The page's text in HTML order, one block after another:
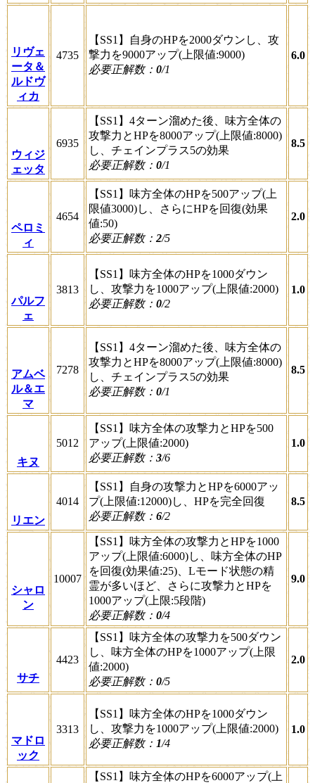
リヴェ
ータ＆
ルドヴ
ィカ
4735
【SS1】自身のHPを2000ダウンし、攻
撃力を9000アップ(上限値:9000)
必要正解数： 0/1
6.0
ウィジ
ェッタ
6935
【SS1】4ターン溜めた後、味方全体の
攻撃力とHPを8000アップ(上限値:8000)
し、チェインプラス5の効果
必要正解数： 0/1
8.5
ペロミ
ィ
4654
【SS1】味方全体のHPを500アップ(上
限値3000)し、さらにHPを回復(効果
値:50)
必要正解数： 2/5
2.0
パルフ
ェ
3813
【SS1】味方全体のHPを1000ダウン
し、攻撃力を1000アップ(上限値:2000)
必要正解数： 0/2
1.0
アムベ
ル＆エ
マ
7278
【SS1】4ターン溜めた後、味方全体の
攻撃力とHPを8000アップ(上限値:8000)
し、チェインプラス5の効果
必要正解数： 0/1
8.5
キヌ
5012
【SS1】味方全体の攻撃力とHPを500
アップ(上限値:2000)
必要正解数： 3/6
1.0
リエン
4014
【SS1】自身の攻撃力とHPを6000アッ
プ(上限値:12000)し、HPを完全回復
必要正解数： 6/2
8.5
シャロ
ン
10007
【SS1】味方全体の攻撃力とHPを1000
アップ(上限値:6000)し、味方全体のHP
を回復(効果値:25)、Lモード状態の精
霊が多いほど、さらに攻撃力とHPを
1000アップ(上限:5段階)
必要正解数： 0/4
9.0
サチ
4423
【SS1】味方全体の攻撃力を500ダウン
し、味方全体のHPを1000アップ(上限
値:2000)
必要正解数： 0/5
2.0
マドロ
ック
3313
【SS1】味方全体のHPを1000ダウン
し、攻撃力を1000アップ(上限値:2000)
必要正解数： 1/4
1.0
【SS1】味方全体のHPを6000アップ(上